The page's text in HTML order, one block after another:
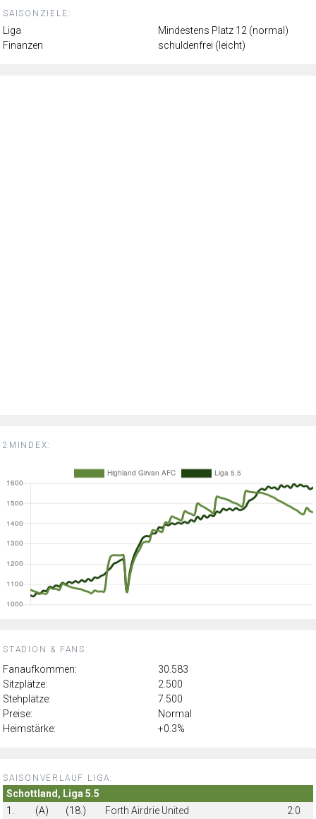
SAISONZIELE:
Liga
Mindestens Platz 12 (normal)
Finanzen
schuldenfrei (leicht)
2MINDEX:
STADION & FANS:
Fanaufkommen:
30.583
Sitzplätze:
2.500
Stehplätze:
7.500
Preise:
Normal
Heimstärke:
+0.3%
SAISONVERLAUF LIGA:
Schottland, Liga 5.5
1.
(A) (18.) Forth Airdrie United
2:0